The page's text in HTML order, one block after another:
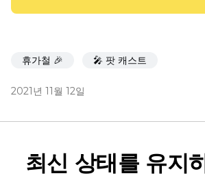
휴가철 🎉 🎤 팟 캐스트
2021년 11월 12일
최신 상태를 유지